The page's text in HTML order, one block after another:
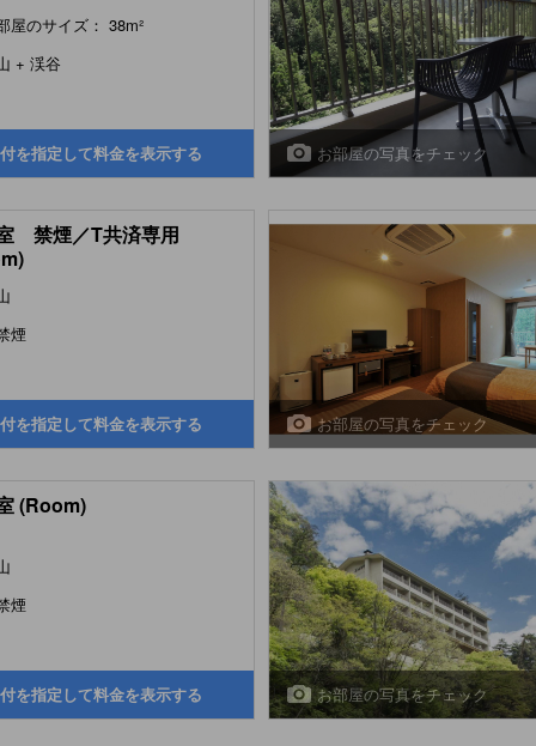
屋のサイズ： 38m²
+ 渓谷
を指定して料金を表示する お部屋の写真をチェック
禁煙／T共済専用
煙
を指定して料金を表示する お部屋の写真をチェック
(Room)
煙
を指定して料金を表示する お部屋の写真をチェック